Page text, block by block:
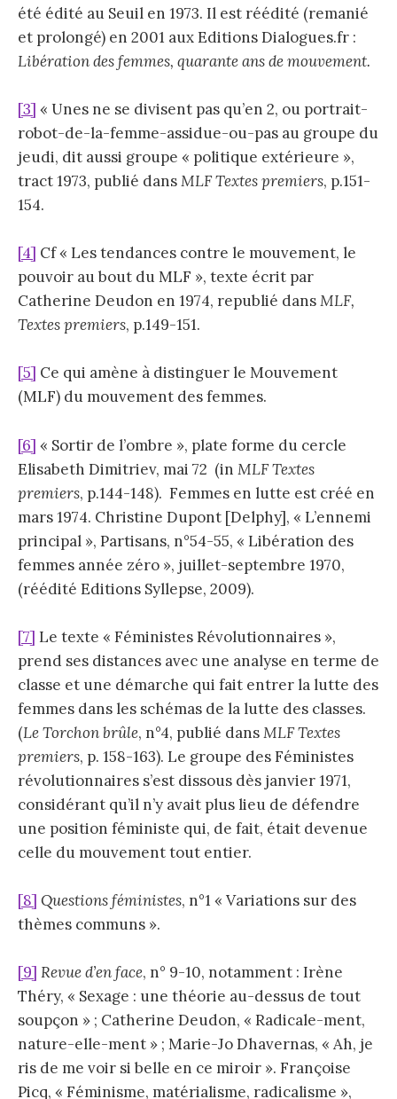
été édité au Seuil en 1973. Il est réédité (remanié
et prolongé) en 2001 aux Editions Dialogues.fr :
Libération des femmes, quarante ans de mouvement.
[3] « Unes ne se divisent pas qu’en 2, ou portrait-
robot-de-la-femme-assidue-ou-pas au groupe du
jeudi, dit aussi groupe « politique extérieure »,
tract 1973, publié dansMLF Textes premiers, p.151-
154.
[4] Cf « Les tendances contre le mouvement, le
pouvoir au bout du MLF », texte écrit par
Catherine Deudon en 1974, republié dansMLF,
Textes premiers, p.149-151.
[5] Ce qui amène à distinguer le Mouvement
(MLF) du mouvement des femmes.
[6] « Sortir de l’ombre », plate forme du cercle
Elisabeth Dimitriev, mai 72 (in MLF Textes
premiers, p.144-148). Femmes en lutte est créé en
mars 1974. Christine Dupont [Delphy], « L’ennemi
principal », Partisans, n°54-55, « Libération des
femmes année zéro », juillet-septembre 1970,
(réédité Editions Syllepse, 2009).
[7] Le texte « Féministes Révolutionnaires »,
prend ses distances avec une analyse en terme de
classe et une démarche qui fait entrer la lutte des
femmes dans les schémas de la lutte des classes.
(Le Torchon brûle, n°4, publié dansMLF Textes
premiers, p. 158-163). Le groupe des Féministes
révolutionnaires s’est dissous dès janvier 1971,
considérant qu’il n’y avait plus lieu de défendre
une position féministe qui, de fait, était devenue
celle du mouvement tout entier.
[8] Questions féministes, n°1 « Variations sur des
thèmes communs ».
[9] Revue d’en face, n° 9-10, notamment : Irène
Théry, « Sexage : une théorie au-dessus de tout
soupçon » ; Catherine Deudon, « Radicale-ment,
nature-elle-ment » ; Marie-Jo Dhavernas, « Ah, je
ris de me voir si belle en ce miroir ». Françoise
Picq, « Féminisme, matérialisme, radicalisme »,